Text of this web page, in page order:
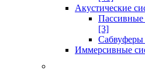
Акустические
Пассивные
[3]
Сабвуферы
Иммерсивные